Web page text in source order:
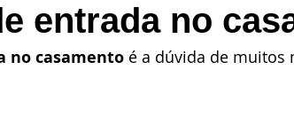
Casamento na praia Cerimonialista
entrada no
no casamento é a dúvida de muitos